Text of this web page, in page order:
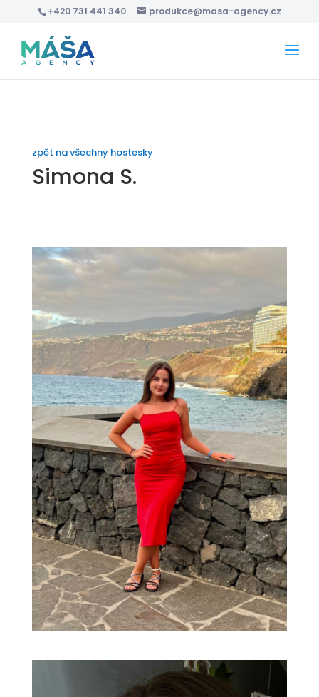
+420 731 441 340 produkce@masa-agency.cz
zpět na všechny hostesky
Simona S.